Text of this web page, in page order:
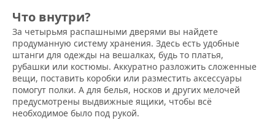
Что внутри?
За четырьмя распашными дверями вы найдете
продуманную систему хранения. Здесь есть удобные
штанги для одежды на вешалках, будь то платья,
рубашки или костюмы. Аккуратно разложить сложенные
вещи, поставить коробки или разместить аксессуары
помогут полки. А для белья, носков и других мелочей
предусмотрены выдвижные ящики, чтобы всё
необходимое было под рукой.